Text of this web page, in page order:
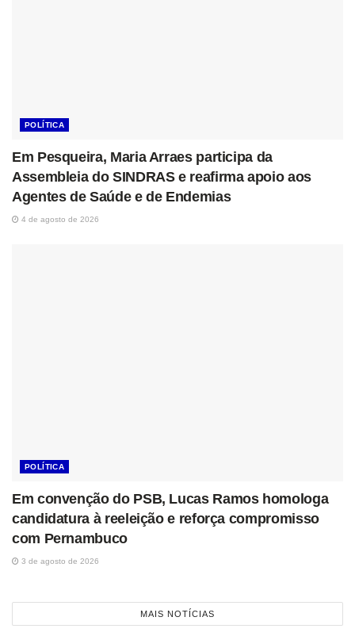
POLÍTICA
Em Pesqueira, Maria Arraes participa da
Assembleia do SINDRAS e reafirma apoio aos
Agentes de Saúde e de Endemias
4 de agosto de 2026
POLÍTICA
Em convenção do PSB, Lucas Ramos homologa
candidatura à reeleição e reforça compromisso
com Pernambuco
3 de agosto de 2026
MAIS NOTÍCIAS